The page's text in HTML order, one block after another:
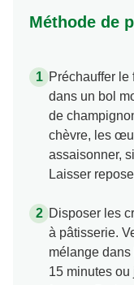
Méthode de
Préchauffer le
dans un bol
de
chèvre, les
assaisonner,
Laisser
Disposer les
à pâtisserie.
mélange
15 minutes ou